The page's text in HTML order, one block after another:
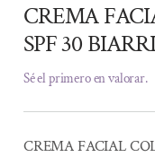
CREMA
SPF 30
Sé el primero en valorar.
CREMA FACIAL